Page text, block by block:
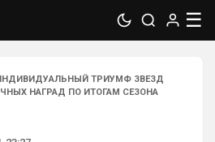
☰
ТРИУМФ ЗВЕЗД
НАГРАД ПО ИТОГАМ СЕЗОНА